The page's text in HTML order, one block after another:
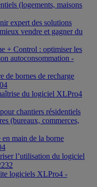
(logements, maisons
expert des solutions
vendre et gagner du
+ Control : optimiser les
autoconsommation -
de bornes de recharge
du logiciel XLPro4
chantiers résidentiels
(bureaux, commerces,
main de la borne
l’utilisation du logiciel
logiciels XLPro4 -